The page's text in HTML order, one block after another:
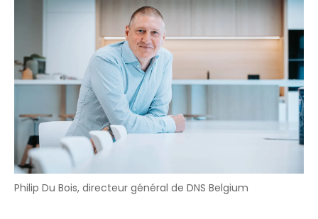
Philip Du Bois, directeur général de DNS Belgium